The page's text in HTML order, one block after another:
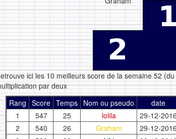
ici les 10 meilleurs score de la semaine 52
par deux
Rang Score Temps Nom ou pseudo
date
1
547 25 lolila
29-12-2016
2
540 26 Graham
29-12-2016